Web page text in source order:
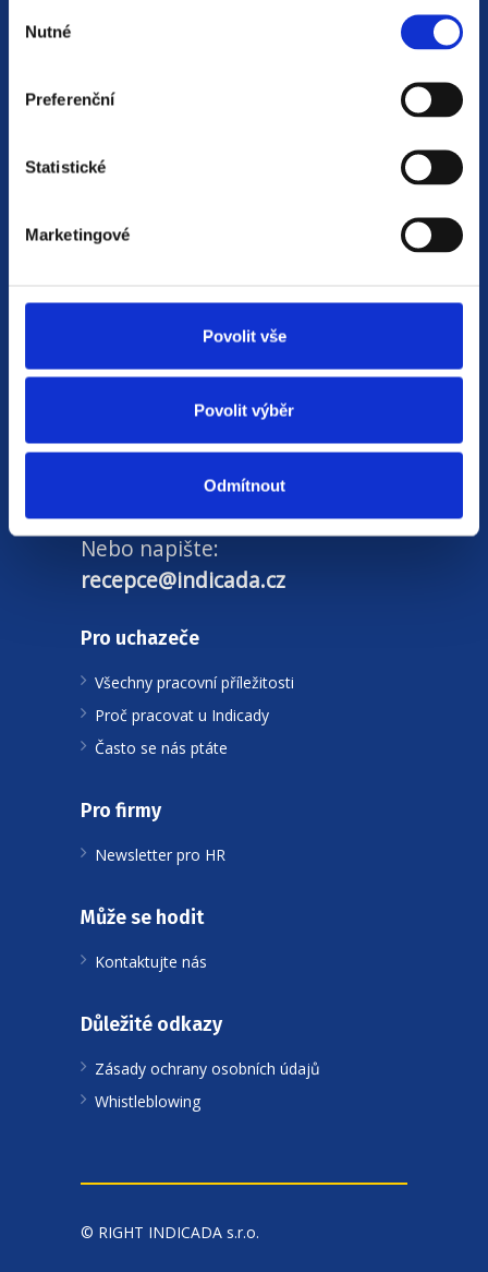
souhlasu
Nutné
Preferenční
Statistické
Marketingové
Povolit vše
Povolit výběr
Odmítnout
Jsme
rychlém jednání a spolehlivosti.
Naší prioritou je vždy
tisíc uchazečů o práci. Průměrně nás hodnotí
známkou4,7 z 5.
Volejte zdarma:800 20 30 90
Nebo napište:
recepce@indicada.cz
Pro uchazeče
Všechny pracovní příležitosti
Proč pracovat u Indicady
Často se nás ptáte
Pro firmy
Newsletter pro HR
Může se hodit
Kontaktujte nás
Důležité odkazy
Zásady ochrany osobních údajů
Whistleblowing
© RIGHT INDICADA s.r.o.